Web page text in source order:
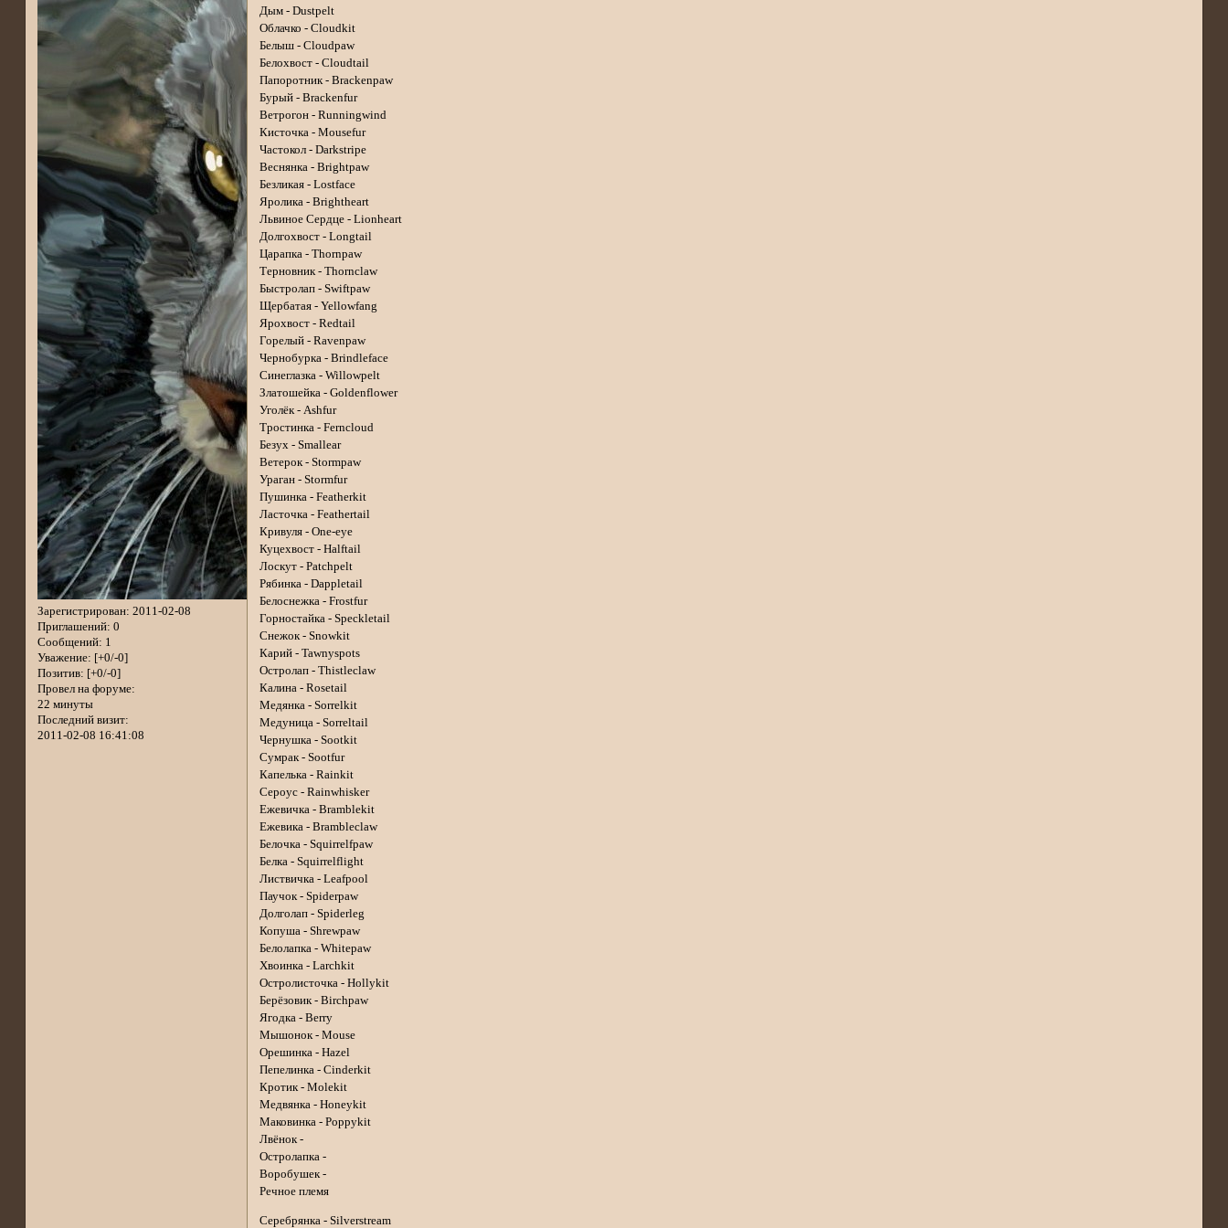
Зарегистрирован: 2011-02-08
Приглашений: 0
Сообщений: 1
Уважение: [+0/-0]
Позитив: [+0/-0]
Провел на форуме:
22 минуты
Последний визит:
2011-02-08 16:41:08
Дым - Dustpelt
Облачко - Cloudkit
Белыш - Cloudpaw
Белохвост - Cloudtail
Папоротник - Brackenpaw
Бурый - Brackenfur
Ветрогон - Runningwind
Кисточка - Mousefur
Частокол - Darkstripe
Веснянка - Brightpaw
Безликая - Lostface
Яролика - Brightheart
Львиное Сердце - Lionheart
Долгохвост - Longtail
Царапка - Thornpaw
Терновник - Thornclaw
Быстролап - Swiftpaw
Щербатая - Yellowfang
Ярохвост - Redtail
Горелый - Ravenpaw
Чернобурка - Brindleface
Синеглазка - Willowpelt
Златошейка - Goldenflower
Уголёк - Ashfur
Тростинка - Ferncloud
Безух - Smallear
Ветерок - Stormpaw
Ураган - Stormfur
Пушинка - Featherkit
Ласточка - Feathertail
Кривуля - One-eye
Куцехвост - Halftail
Лоскут - Patchpelt
Рябинка - Dappletail
Белоснежка - Frostfur
Горностайка - Speckletail
Снежок - Snowkit
Карий - Tawnyspots
Остролап - Thistleclaw
Калина - Rosetail
Медянка - Sorrelkit
Медуница - Sorreltail
Чернушка - Sootkit
Сумрак - Sootfur
Капелька - Rainkit
Сероус - Rainwhisker
Ежевичка - Bramblekit
Ежевика - Brambleclaw
Белочка - Squirrelfpaw
Белка - Squirrelflight
Листвичка - Leafpool
Паучок - Spiderpaw
Долголап - Spiderleg
Копуша - Shrewpaw
Белолапка - Whitepaw
Хвоинка - Larchkit
Остролисточка - Hollykit
Берёзовик - Birchpaw
Ягодка - Berry
Мышонок - Mouse
Орешинка - Hazel
Пепелинка - Cinderkit
Кротик - Molekit
Медвянка - Honeykit
Маковинка - Poppykit
Лвёнок -
Остролапка -
Воробушек -
Речное племя
Серебрянка - Silverstream